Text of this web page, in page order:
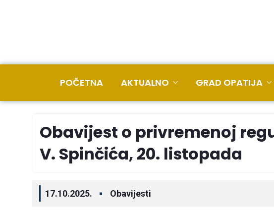
POČETNA AKTUALNO GRAD OPATIJA
Obavijest o privremenoj
V. Spinčića, 20. listopada
17.10.2025. Obavijesti